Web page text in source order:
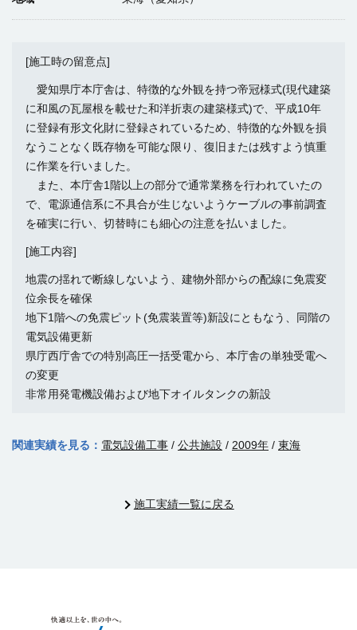
[施工時の留意点]
愛知県庁本庁舎は、特徴的な外観を持つ帝冠様式(現代建築
に和風の瓦屋根を載せた和洋折衷の建築様式)で、平成10年
に登録有形文化財に登録されているため、特徴的な外観を損
なうことなく既存物を可能な限り、復旧または残すよう慎重
に作業を行いました。
また、本庁舎1階以上の部分で通常業務を行われていたの
で、電源通信系に不具合が生じないようケーブルの事前調査
を確実に行い、切替時にも細心の注意を払いました。
[施工内容]
地震の揺れで断線しないよう、建物外部からの配線に免震変
位余長を確保
地下1階への免震ピット(免震装置等)新設にともなう、同階の
電気設備更新
県庁西庁舎での特別高圧一括受電から、本庁舎の単独受電へ
の変更
非常用発電機設備および地下オイルタンクの新設
関連実績を見る： 電気設備工事 / 公共施設 / 2009年 / 東海
施工実績一覧に戻る